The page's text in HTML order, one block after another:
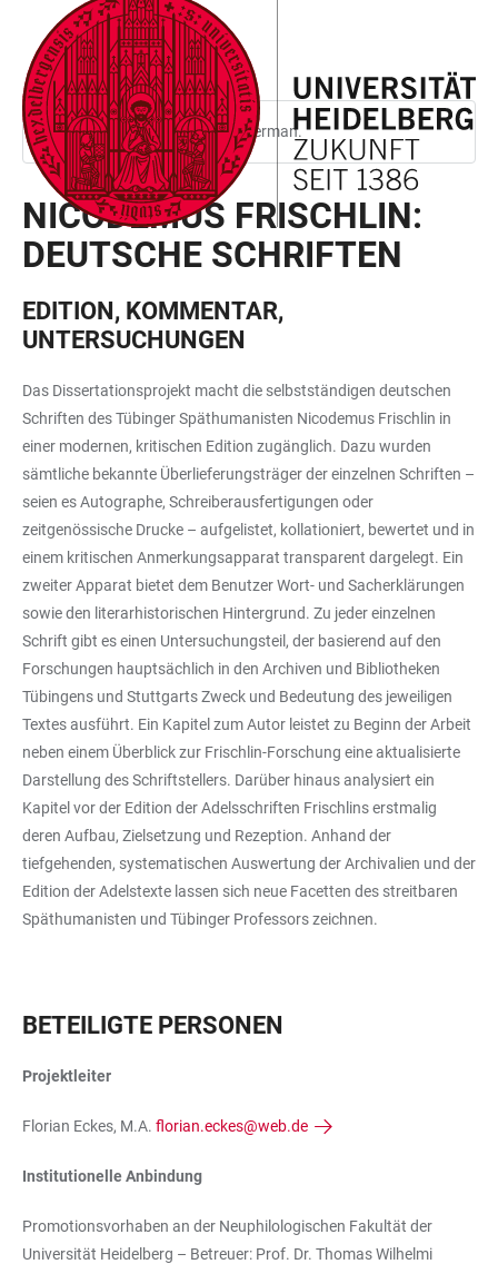
ACCESSIBILITY
LINKS
JUMP
TO
MAIN
CONTENT
OPEN
MAIN
NAVIGATION
OPEN
SEARCH
FORM
This page is only available in German.
NICODEMUS FRISCHLIN:
DEUTSCHE SCHRIFTEN
EDITION, KOMMENTAR,
UNTERSUCHUNGEN
Das Dissertationsprojekt macht die selbstständigen deutschen
Schriften des Tübinger Späthumanisten Nicodemus Frischlin in
einer modernen, kritischen Edition zugänglich. Dazu wurden
sämtliche bekannte Überlieferungsträger der einzelnen Schriften –
seien es Autographe, Schreiberausfertigungen oder
zeitgenössische Drucke – aufgelistet, kollationiert, bewertet und in
einem kritischen Anmerkungsapparat transparent dargelegt. Ein
zweiter Apparat bietet dem Benutzer Wort- und Sacherklärungen
sowie den literarhistorischen Hintergrund. Zu jeder einzelnen
Schrift gibt es einen Untersuchungsteil, der basierend auf den
Forschungen hauptsächlich in den Archiven und Bibliotheken
Tübingens und Stuttgarts Zweck und Bedeutung des jeweiligen
Textes ausführt. Ein Kapitel zum Autor leistet zu Beginn der Arbeit
neben einem Überblick zur Frischlin-Forschung eine aktualisierte
Darstellung des Schriftstellers. Darüber hinaus analysiert ein
Kapitel vor der Edition der Adelsschriften Frischlins erstmalig
deren Aufbau, Zielsetzung und Rezeption. Anhand der
tiefgehenden, systematischen Auswertung der Archivalien und der
Edition der Adelstexte lassen sich neue Facetten des streitbaren
Späthumanisten und Tübinger Professors zeichnen.
BETEILIGTE PERSONEN
Projektleiter
Florian Eckes, M.A. florian.eckes@web.de
Institutionelle Anbindung
Promotionsvorhaben an der Neuphilologischen Fakultät der
Universität Heidelberg – Betreuer: Prof. Dr. Thomas Wilhelmi